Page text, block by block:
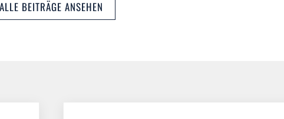
ALLE BEITRÄGE ANSEHEN